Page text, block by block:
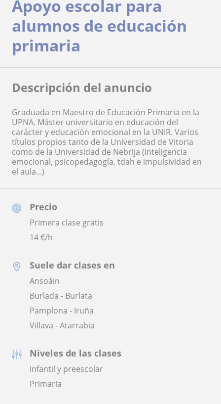
Precio
Primera clase gratis
14€/h
Suele dar clases en
Ansoáin
Burlada - Burlata
Pamplona - Iruña
Villava - Atarrabia
Niveles de las clases
Infantil y preescolar
Primaria
Apoyo escolar para
alumnos de educación
primaria
Descripción del anuncio
Graduada en Maestro de Educación Primaria en la
UPNA. Máster universitario en educación del
carácter y educación emocional en la UNIR. Varios
títulos propios tanto de la Universidad de Vitoria
como de la Universidad de Nebrija (inteligencia
emocional, psicopedagogía, tdah e impulsividad en
el aula...)